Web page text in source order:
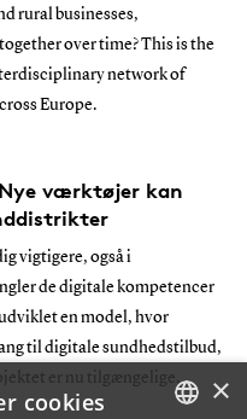
rural businesses,
over time? This is the
network of
Europe.
værktøjer kan
vigtigere, også i
de digitale kompetencer
en model, hvor
til digitale sundhedstilbud,
er nu tilgængelige.
×
cookies